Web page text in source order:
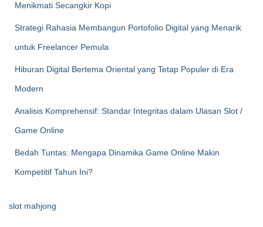
Menikmati Secangkir Kopi
Strategi Rahasia Membangun Portofolio Digital yang Menarik
untuk Freelancer Pemula
Hiburan Digital Bertema Oriental yang Tetap Populer di Era
Modern
Analisis Komprehensif: Standar Integritas dalam Ulasan Slot /
Game Online
Bedah Tuntas: Mengapa Dinamika Game Online Makin
Kompetitif Tahun Ini?
slot mahjong